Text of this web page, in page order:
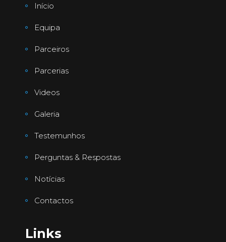
Início
Equipa
Parceiros
Parcerias
Videos
Galeria
Testemunhos
Perguntas & Respostas
Notícias
Contactos
Links